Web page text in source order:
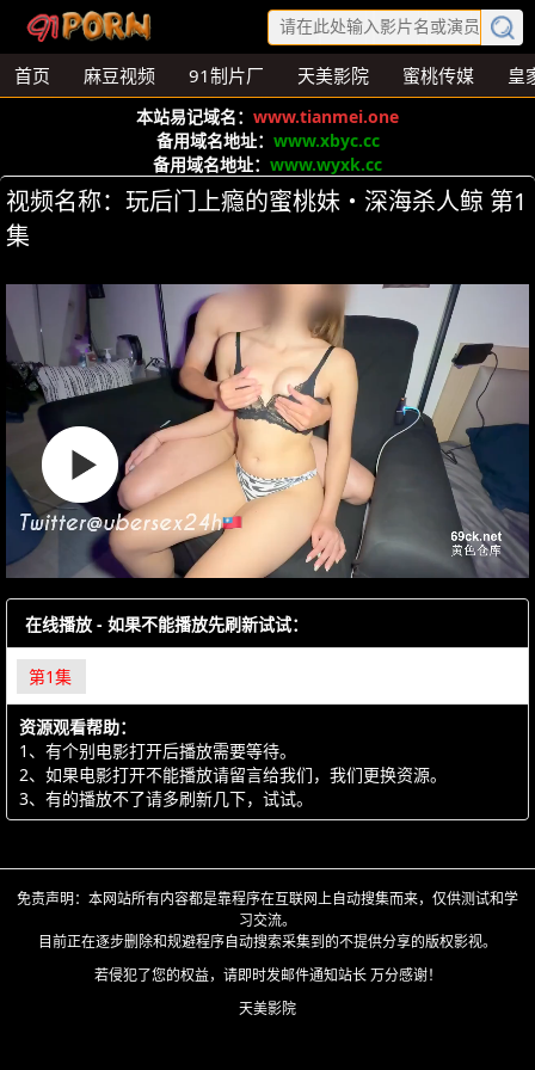
首页 麻豆视频 91制片厂 天美影院 蜜桃传媒 皇
本站易记域名： www.tianmei.one
备用域名地址： www.xbyc.cc
备用域名地址： www.wyxk.cc
视频名称：玩后门上瘾的蜜桃妹・深海杀人鲸 第1
集
在线播放 - 如果不能播放先刷新试试：
第1集
资源观看帮助：
1、有个别电影打开后播放需要等待。
2、如果电影打开不能播放请留言给我们，我们更换资源。
3、有的播放不了请多刷新几下，试试。
免责声明：本网站所有内容都是靠程序在互联网上自动搜集而来，仅供测试和学
习交流。
目前正在逐步删除和规避程序自动搜索采集到的不提供分享的版权影视。
若侵犯了您的权益，请即时发邮件通知站长 万分感谢！
天美影院